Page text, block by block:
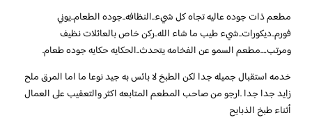
مطعم ذات جوده عاليه تجاه كل شيء..النظافه..جوده الطعام..يوني
فورم..ديكورات..شيء طيب ما شاء الله..ركن خاص بالعائلات نظيف
ومرتب….مطعم السمو عن الفخامه يتحدث..الحكايه حكايه جوده طعام.
خدمه استقبال جميله جدا لكن الطبخ لا بائس به جيد نوعا ما اما المرق ملح
زايد جدا جدا .ارجو من صاحب المطعم المتابعه اكثر والتعقيب على العمال
أثناء طبخ الذبايح